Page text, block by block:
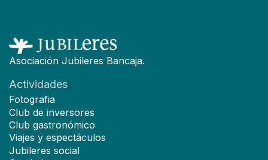
Asociación Jubileres Bancaja.
Actividades
Fotografia
Club de inversores
Club gastronómico
Viajes y espectáculos
Jubileres social